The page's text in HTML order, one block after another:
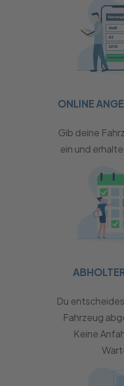
ONLINE
Gib deine
ein und
Du
Fahrzeug
Keine